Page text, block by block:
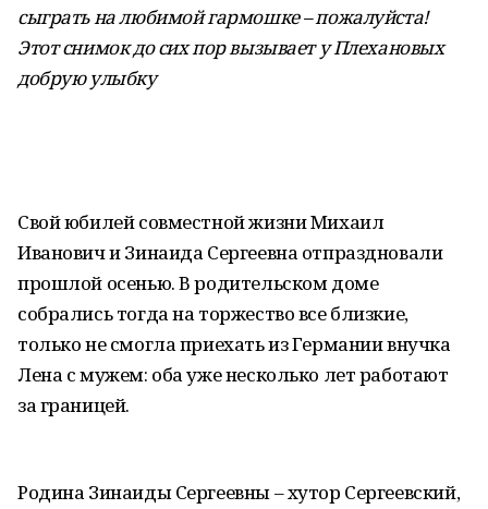
сыграть на любимой гармошке – пожалуйста!
Этот снимок до сих пор вызывает у Плехановых
добрую улыбку
Свой юбилей совместной жизни Михаил
Иванович и Зинаида Сергеевна отпраздновали
прошлой осенью. В родительском доме
собрались тогда на торжество все близкие,
только не смогла приехать из Германии внучка
Лена с мужем: оба уже несколько лет работают
за границей.
Родина Зинаиды Сергеевны – хутор Сергеевский,